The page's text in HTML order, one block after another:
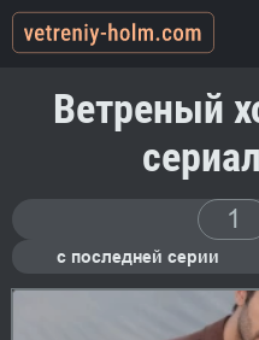
Ветреный
с последней серии
1